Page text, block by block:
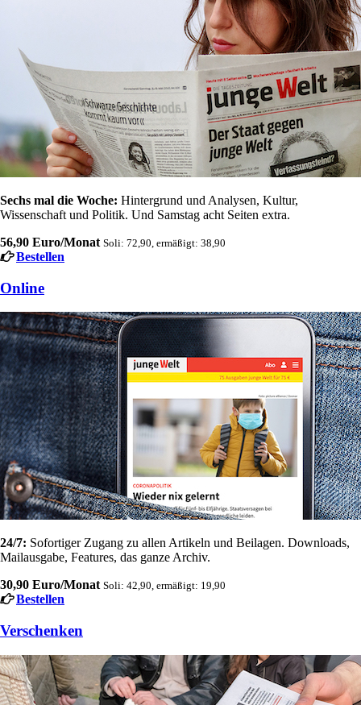
Sechs mal die Woche: Hintergrund und Analysen, Kultur,
Wissenschaft und Politik. Und Samstag acht Seiten extra.
56,90 Euro/Monat Soli: 72,90, ermäßigt: 38,90
Bestellen
Online
24/7: Sofortiger Zugang zu allen Artikeln und Beilagen. Downloads,
Mailausgabe, Features, das ganze Archiv.
30,90 Euro/Monat Soli: 42,90, ermäßigt: 19,90
Bestellen
Verschenken